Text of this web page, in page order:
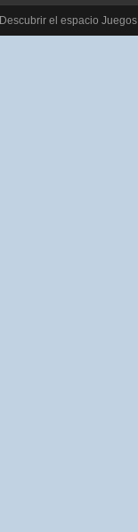
Descubrir el espacio Juegos